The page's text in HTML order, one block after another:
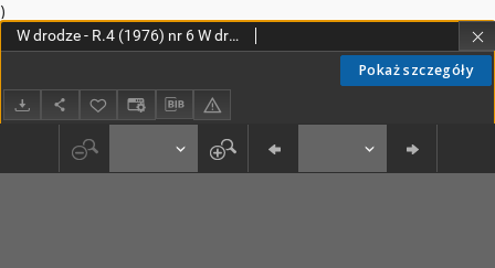
)
Pokaż szczegóły
W drodze - R.4 (1976) nr 6 W drodze - R.4 (1976) nr 6